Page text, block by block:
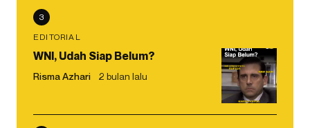
3
EDITORIAL
WNI, Udah Siap Belum?
Risma Azhari 2 bulan lalu